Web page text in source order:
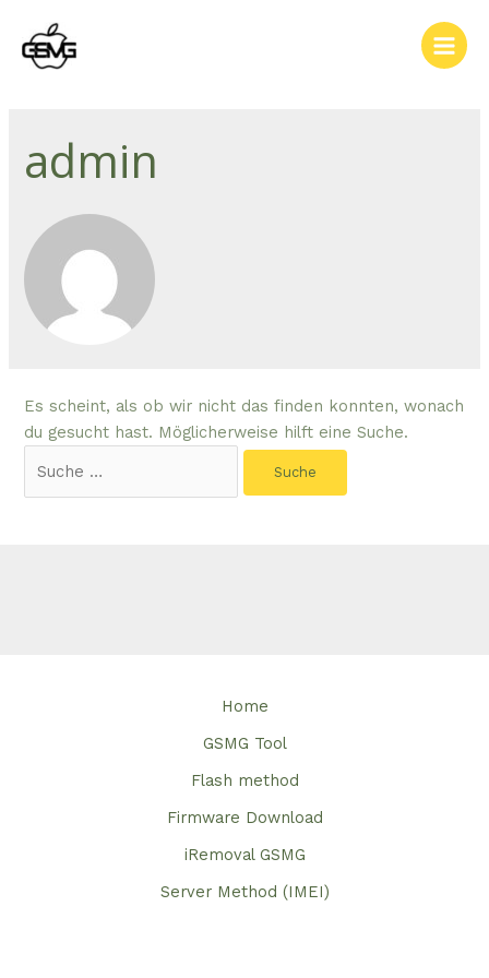
Inhalt
springen
Main
admin
Es scheint, als ob wir nicht das finden konnten, wonach
du gesucht hast. Möglicherweise hilft eine Suche.
nach:
Home
GSMG Tool
Flash method
Firmware Download
iRemoval GSMG
Server Method (IMEI)